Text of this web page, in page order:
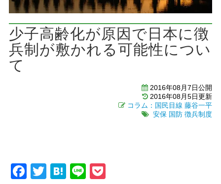
少子高齢化が原因で日本に徴
兵制が敷かれる可能性につい
て
2016年08月7日公開
2016年08月5日更新
コラム：国民目線 藤谷一平
安保 国防 徴兵制度
Facebook
Twitter
Hatena
Line